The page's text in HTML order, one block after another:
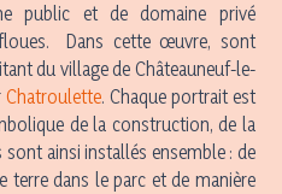
public et de domaine privé
Dans cette œuvre, sont
du village de Châteauneuf-le-
Chatroulette. Chaque portrait est
de la construction, de la
ainsi installés ensemble : de
terre dans le parc et de manière